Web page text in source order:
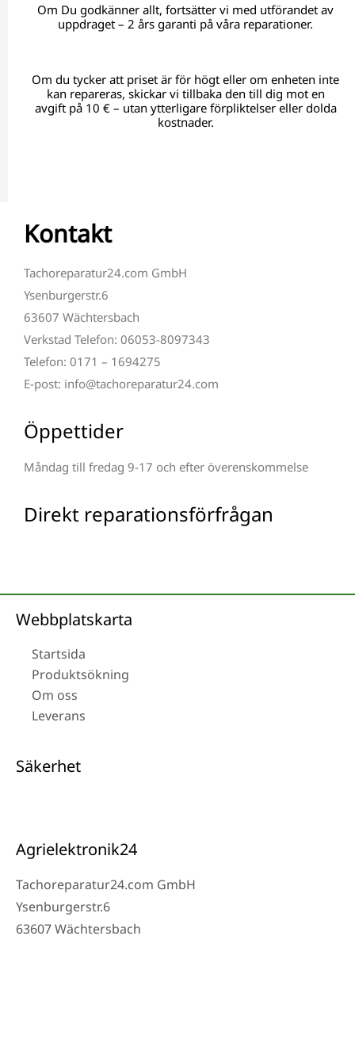
Om Du godkänner allt, fortsätter vi med utförandet av
uppdraget – 2 års garanti på våra reparationer.
Om du tycker att priset är för högt eller om enheten inte
kan repareras, skickar vi tillbaka den till dig mot en
avgift på 10 € – utan ytterligare förpliktelser eller dolda
kostnader.
Kontakt
Tachoreparatur24.com GmbH
Ysenburgerstr.6
63607 Wächtersbach
Verkstad Telefon: 06053-8097343
Telefon: 0171 – 1694275
E-post: info@tachoreparatur24.com
Öppettider
Måndag till fredag 9-17 och efter överenskommelse
Direkt reparationsförfrågan
Webbplatskarta
Startsida
Produktsökning
Om oss
Leverans
Säkerhet
Agrielektronik24
Tachoreparatur24.com GmbH
Ysenburgerstr.6
63607 Wächtersbach